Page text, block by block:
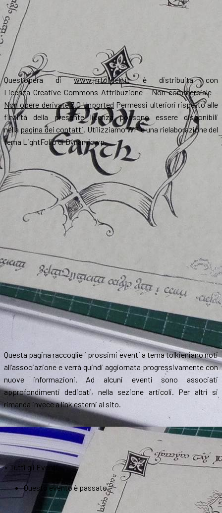
Quest’opera diwww.jrrtolkien.itè distribuita con
Licenza Creative Commons Attribuzione – Non commerciale –
Non opere derivate 3.0 Unported Permessi ulteriori rispetto alle
finalità della presente licenza possono essere disponibili
nellapagina dei contatti. Utilizziamo WP e una rielaborazione del
tema LightFolio di Dynamicwp.
Questa pagina raccoglie i prossimi eventi a tema tolkieniano noti
all’associazione e verrà quindi aggiornata progressivamente con
nuove informazioni. Ad alcuni eventi sono associati
approfondimenti dedicati, nella sezione articoli. Per altri si
rimanda invece a link esterni al sito.
« Tutti gli Eventi
Questo evento è passato.